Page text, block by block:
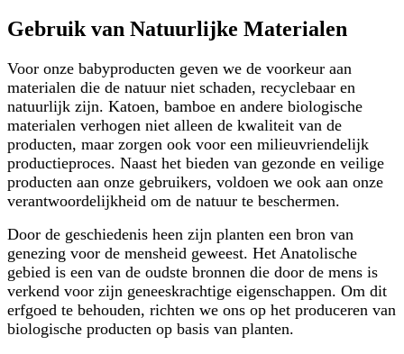
Gebruik van Natuurlijke Materialen
Voor onze babyproducten geven we de voorkeur aan
materialen die de natuur niet schaden, recyclebaar en
natuurlijk zijn. Katoen, bamboe en andere biologische
materialen verhogen niet alleen de kwaliteit van de
producten, maar zorgen ook voor een milieuvriendelijk
productieproces. Naast het bieden van gezonde en veilige
producten aan onze gebruikers, voldoen we ook aan onze
verantwoordelijkheid om de natuur te beschermen.
Door de geschiedenis heen zijn planten een bron van
genezing voor de mensheid geweest. Het Anatolische
gebied is een van de oudste bronnen die door de mens is
verkend voor zijn geneeskrachtige eigenschappen. Om dit
erfgoed te behouden, richten we ons op het produceren van
biologische producten op basis van planten.